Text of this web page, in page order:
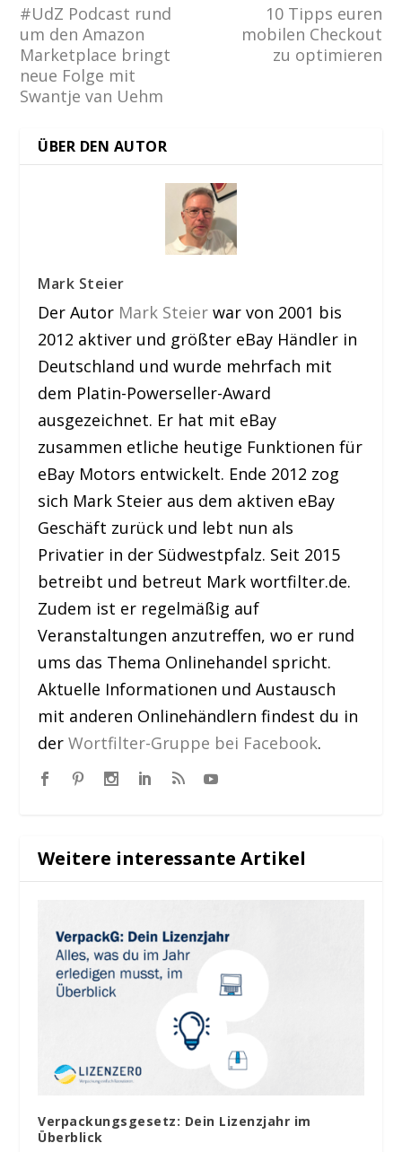
#UdZ Podcast rund
um den Amazon
Marketplace bringt
neue Folge mit
Swantje van Uehm
10 Tipps euren
mobilen Checkout
zu optimieren
ÜBER DEN AUTOR
Mark Steier
Der Autor Mark Steier war von 2001 bis
2012 aktiver und größter eBay Händler in
Deutschland und wurde mehrfach mit
dem Platin-Powerseller-Award
ausgezeichnet. Er hat mit eBay
zusammen etliche heutige Funktionen für
eBay Motors entwickelt. Ende 2012 zog
sich Mark Steier aus dem aktiven eBay
Geschäft zurück und lebt nun als
Privatier in der Südwestpfalz. Seit 2015
betreibt und betreut Mark wortfilter.de.
Zudem ist er regelmäßig auf
Veranstaltungen anzutreffen, wo er rund
ums das Thema Onlinehandel spricht.
Aktuelle Informationen und Austausch
mit anderen Onlinehändlern findest du in
derWortfilter-Gruppe bei Facebook.
Weitere interessante Artikel
Verpackungsgesetz: Dein Lizenzjahr im
Überblick